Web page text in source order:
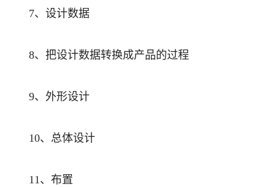
7、设计数据
8、把设计数据转换成产品的过程
9、外形设计
10、总体设计
11 、布置